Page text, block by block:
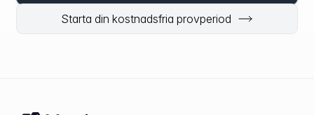
Starta din kostnadsfria provperiod